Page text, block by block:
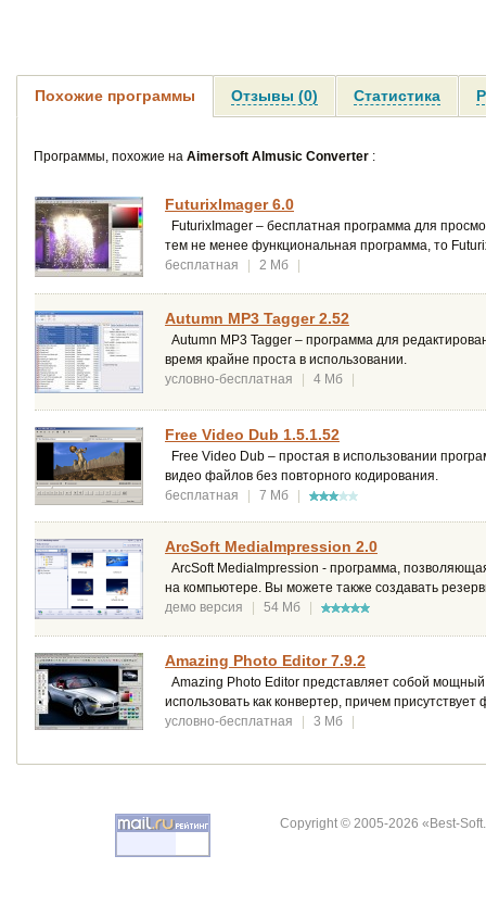
Похожие программы Отзывы (0) Статистика
Программы, похожие на Aimersoft Almusic Converter :
FuturixImager 6.0
FuturixImager – бесплатная программа для
тем не менее функциональная программа, то
бесплатная
| 2 Мб |
Autumn MP3 Tagger 2.52
Autumn MP3 Tagger – программа для
время крайне проста в использовании.
условно-бесплатная
| 4 Мб |
Free Video Dub 1.5.1.52
Free Video Dub – простая в использовании
видео файлов без повторного кодирования.
бесплатная
| 7 Мб |
ArcSoft MediaImpression 2.0
ArcSoft MediaImpression - программа,
на компьютере. Вы можете также создавать
демо версия
| 54 Мб |
Amazing Photo Editor 7.9.2
Amazing Photo Editor представляет собой
использовать как конвертер, причем
условно-бесплатная
| 3 Мб |
Copyright © 2005-2026 «Best-